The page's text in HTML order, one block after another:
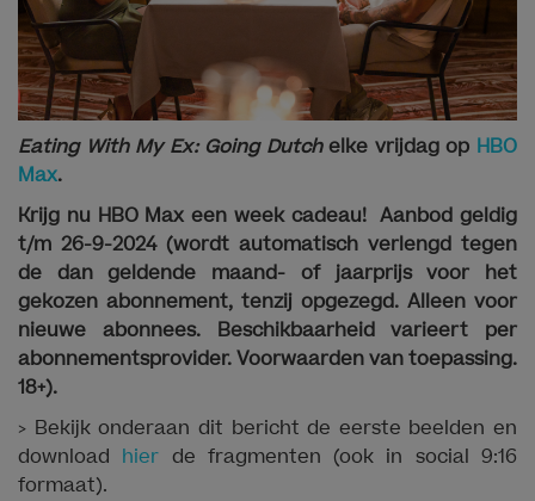
Eating With My Ex: Going Dutchelke vrijdag op HBO
Max.
Krijg nu HBO Max een week cadeau! Aanbod geldig
t/m 26-9-2024 (wordt automatisch verlengd tegen
de dan geldende maand- of jaarprijs voor het
gekozen abonnement, tenzij opgezegd. Alleen voor
nieuwe abonnees. Beschikbaarheid varieert per
abonnementsprovider. Voorwaarden van toepassing.
18+).
> Bekijk onderaan dit bericht de eerste beelden en
download hier de fragmenten (ook in social 9:16
formaat).